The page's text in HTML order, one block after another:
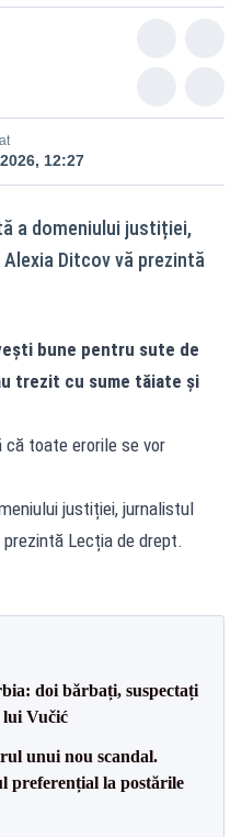
12:27
a domeniului justiției,
Ditcov vă prezintă
bune pentru sute de
trezit cu sume tăiate și
că toate erorile se vor
justiției, jurnalistul
Lecția de drept.
doi bărbați, suspectați
lui Vučić
unui nou scandal.
preferențial la postările